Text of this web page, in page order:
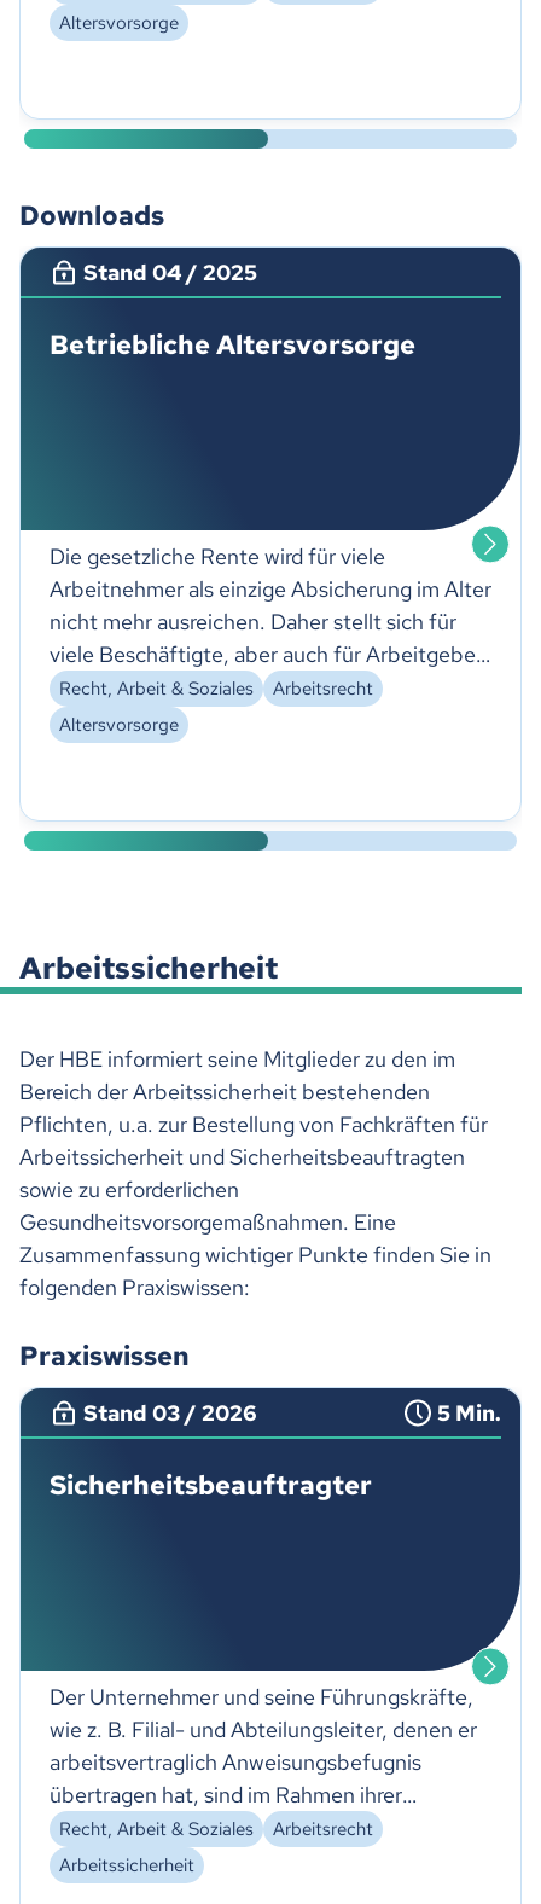
der Altersvorsorge existieren und sich im
konkreten Fall anbieten.
Altersvorsorge
Downloads
Stand 04 / 2025
Betriebliche Altersvorsorge
Die gesetzliche Rente wird für viele
Arbeitnehmer als einzige Absicherung im Alter
nicht mehr ausreichen. Daher stellt sich für
viele Beschäftigte, aber auch für Arbeitgeber
die Frage, welche zusätzlichen Möglichkeiten
der Altersvorsorge existieren und sich im
konkreten Fall anbieten.
Recht, Arbeit & Soziales
Arbeitsrecht
Altersvorsorge
Arbeitssicherheit
Der HBE informiert seine Mitglieder zu den im
Bereich der Arbeitssicherheit bestehenden
Pflichten, u.a. zur Bestellung von Fachkräften für
Arbeitssicherheit und Sicherheitsbeauftragten
sowie zu erforderlichen
Gesundheitsvorsorgemaßnahmen. Eine
Zusammenfassung wichtiger Punkte finden Sie in
folgenden Praxiswissen:
Praxiswissen
Stand 03 / 2026 5 Min.
Sicherheitsbeauftragter
Der Unternehmer und seine Führungskräfte,
wie z. B. Filial- und Abteilungsleiter, denen er
arbeitsvertraglich Anweisungsbefugnis
übertragen hat, sind im Rahmen ihrer
Befugnis für das Wohl des Betriebes und
damit auch für die Arbeitssicherheit und den
Gesundheitsschutz der Mitarbeiter
Recht, Arbeit & Soziales
Arbeitsrecht
Arbeitssicherheit